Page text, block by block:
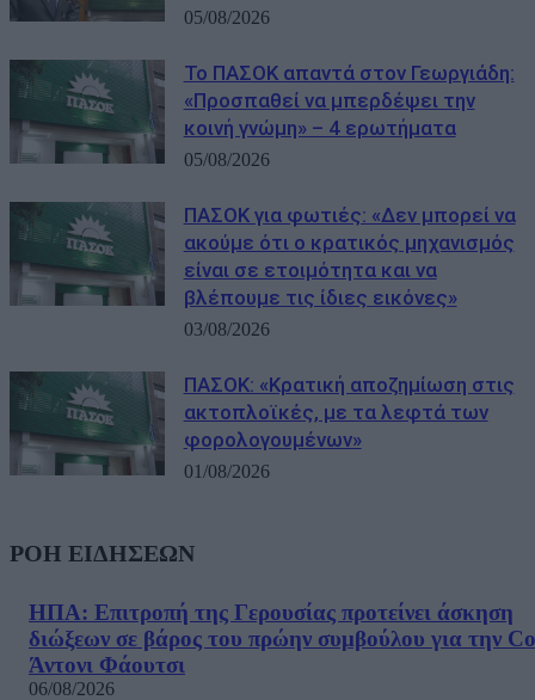
05/08/2026
Το ΠΑΣΟΚ απαντά στον Γεωργιάδη:
«Προσπαθεί να μπερδέψει την
κοινή γνώμη» – 4 ερωτήματα
05/08/2026
ΠΑΣΟΚ για φωτιές: «Δεν μπορεί να
ακούμε ότι ο κρατικός μηχανισμός
είναι σε ετοιμότητα και να
βλέπουμε τις ίδιες εικόνες»
03/08/2026
ΠΑΣΟΚ: «Κρατική αποζημίωση στις
ακτοπλοϊκές, με τα λεφτά των
φορολογουμένων»
01/08/2026
ΡΟΗ ΕΙΔΗΣΕΩΝ
ΗΠΑ: Επιτροπή της Γερουσίας προτείνει άσκηση
διώξεων σε βάρος του πρώην συμβούλου για την
Άντονι Φάουτσι
06/08/2026